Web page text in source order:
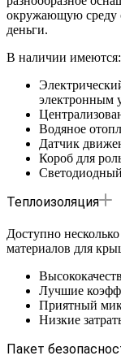
окружающую среду
деньги.
В наличии имеются:
электронным
Водяное
Датчик
Короб для
Теплоизоляция
Доступно
материалов для
Лучшие
Приятный
Низкие
Пакет